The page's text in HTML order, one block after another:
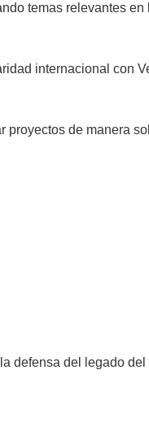
temas relevantes
internacional con
de manera
defensa del legado